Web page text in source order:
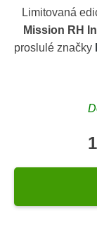
Limitovaná
Mission RH
proslulé značky